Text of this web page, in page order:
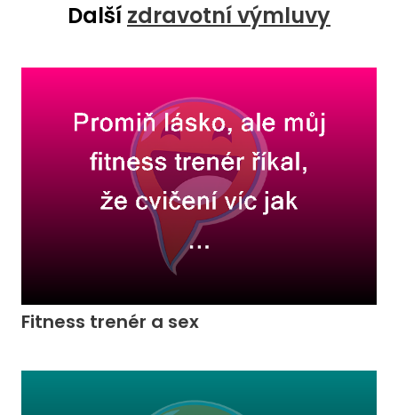
Další zdravotní výmluvy
Fitness trenér a sex